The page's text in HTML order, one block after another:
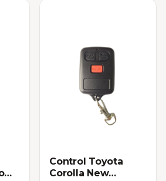
Control Toyota
Corolla New